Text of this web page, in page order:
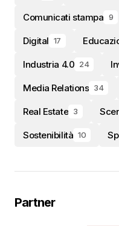
Comunicati stampa 9
Digital 17
Industria 4.0 24
Media Relations 34
Real Estate 3
Sostenibilità 10
Partner